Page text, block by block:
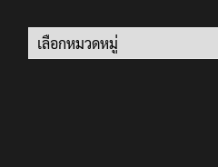
Categories